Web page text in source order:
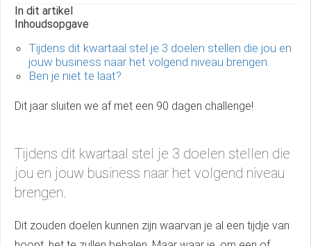
In dit artikel
Inhoudsopgave
Tijdens dit kwartaal stel je 3 doelen stellen die jou en
jouw business naar het volgend niveau brengen.
Ben je niet te laat?
Dit jaar sluiten we af met een 90 dagen challenge!
Tijdens dit kwartaal stel je 3 doelen stellen die
jou en jouw business naar het volgend niveau
brengen.
Dit zouden doelen kunnen zijn waarvan je al een tijdje van